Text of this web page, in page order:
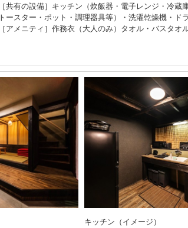
［共有の設備］キッチン（炊飯器・電子レンジ・冷蔵
トースター・ポット・調理器具等）・洗濯乾燥機・ド
［アメニティ］作務衣（大人のみ）タオル・バスタオ
キッチン（イメージ）